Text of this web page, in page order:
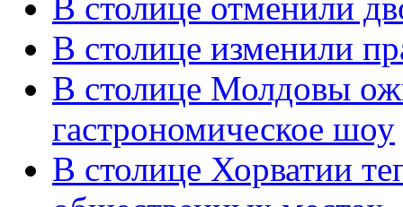
В столице изменили
В столице Молдовы
гастрономическое шоу
В столице Хорватии